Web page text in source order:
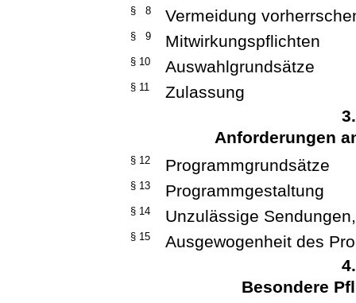
§ 8 Vermeidung
§ 9 Mitwirkungspflichten
§ 10 Auswahlgrundsätze
§ 11
Zulassung
Anforderungen
§ 12 Programmgrundsätze
§ 13 Programmgestaltung
§ 14 Unzulässige
§ 15
Ausgewogenheit des
Besondere